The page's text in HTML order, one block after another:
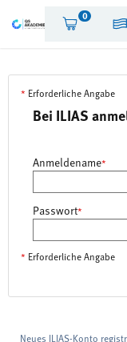
0
* Erforderliche Angabe
Bei ILIAS
Anmeldename*
Passwort*
* Erforderliche Angabe
Neues ILIAS-Konto